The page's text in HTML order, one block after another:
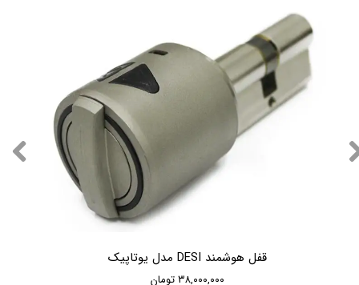
قفل هوشمند DESI مدل یوتاپیک
۳۸,۰۰۰,۰۰۰ تومان